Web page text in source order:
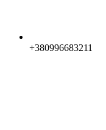
+380996683211